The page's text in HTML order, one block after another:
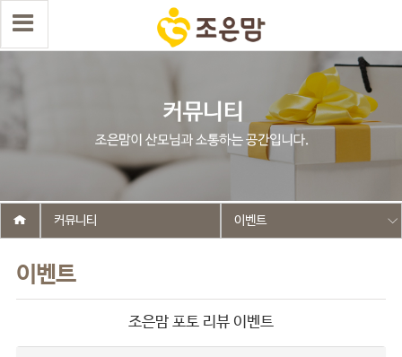
이벤트
커뮤니티 이벤트
조은맘 포토 리뷰 이벤트